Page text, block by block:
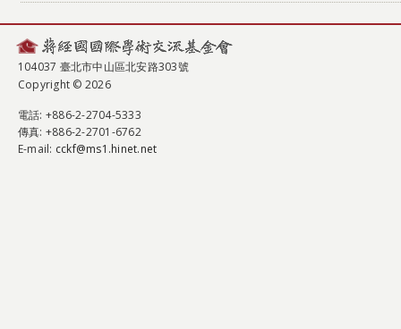
104037 臺北市中山區北安路303號
Copyright © 2026
電話: +886-2-2704-5333
傳真: +886-2-2701-6762
E-mail: cckf@ms1.hinet.net